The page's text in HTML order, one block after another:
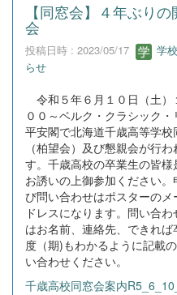
【同窓会】４年ぶり
会
投稿日時 : 2023/05/17 学
らせ
令和５年６月１０日（土）
００～ベルク・クラシック・
平安閣で北海道千歳高等学校
（柏望会）及び懇親会が行わ
す。千歳高校の卒業生の皆様
お誘いの上御参加ください。
び問い合わせはポスターのメ
ドレスになります。問い合わ
はお名前、連絡先、できれば
度（期)もわかるように記載
い合わせください。
千歳高校同窓会案内